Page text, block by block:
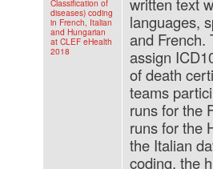
Classification of
diseases) coding
in French, Italian
and Hungarian
at CLEF eHealth
2018
languages,
and French.
assign
of death
teams
runs for the
runs for the
the Italian
coding, the